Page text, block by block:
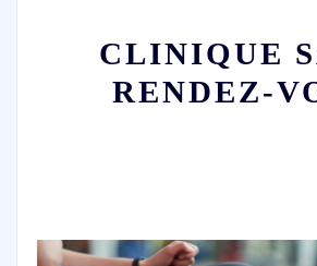
CLINIQUE
RENDEZ-